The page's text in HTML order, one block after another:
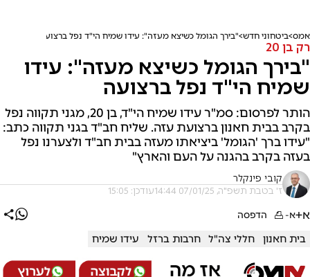
אמס ביטחוני חדש "בירך הגומל כשיצא מעזה": עידו שמיח הי"ד נפל ברצועה
רק בן 20
"בירך הגומל כשיצא מעזה": עידו
שמיח הי"ד נפל ברצועה
הותר לפרסום: סמ"ר עידו שמיח הי"ד, בן 20, מגני תקווה נפל
בקרב בבית חאנון ברצועת עזה. שליח חב"ד בגני תקווה כתב:
"עידו ברך 'הגומל' ביציאתו מעזה בבית חב"ד ולצערנו נפל
בעזה בקרב בהגנה על העם והארץ"
קובי פינקלר
ז' בטבת תשפ"ה, 07/01/25 14:44 עודכן: 15:05
א+א- הדפסה
בית חאנון חללי צה"ל חרבות ברזל עידו שמיח